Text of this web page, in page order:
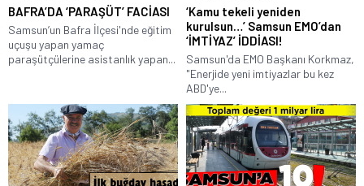
BAFRA’DA ‘PARAŞÜT’ FACİASI
Samsun’un Bafra İlçesi'nde eğitim
uçuşu yapan yamaç
paraşütçülerine asistanlık yapan...
‘Kamu tekeli yeniden
kurulsun…’ Samsun EMO’dan
‘İMTİYAZ’ İDDİASI!
Samsun'da EMO Başkanı Korkmaz,
"Enerjide yeni imtiyazlar bu kez
ABD'ye...